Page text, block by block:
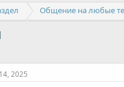
Общение на любые
2025